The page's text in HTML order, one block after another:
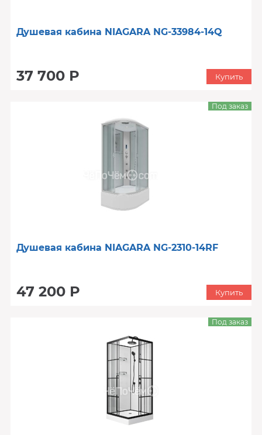
Душевая кабина NIAGARA NG-33984-14Q
37 700 Р Купить
Душевая кабина NIAGARA NG-2310-14RF
47 200 Р
Под заказ
Купить
Под заказ